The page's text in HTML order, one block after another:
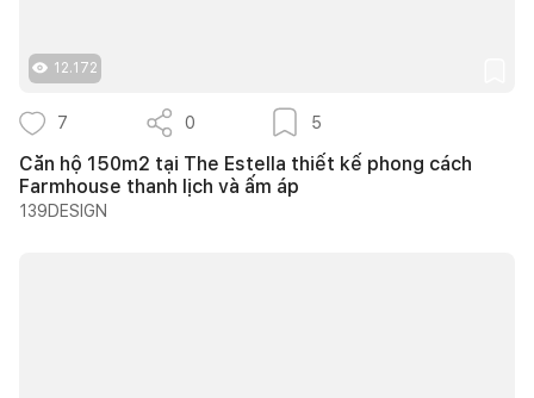
12.172
7 0 5
Căn hộ 150m2 tại The Estella thiết kế phong cách
Farmhouse thanh lịch và ấm áp
139DESIGN